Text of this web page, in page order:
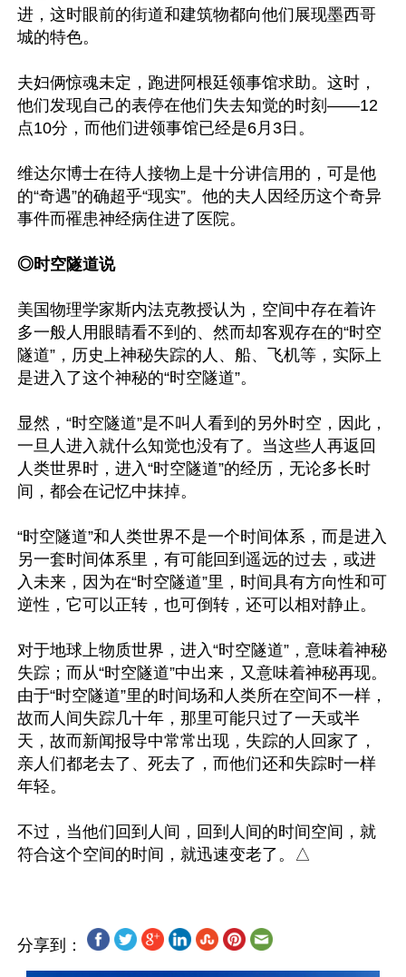
进，这时眼前的街道和建筑物都向他们展现墨西哥
城的特色。
夫妇俩惊魂未定，跑进阿根廷领事馆求助。这时，
他们发现自己的表停在他们失去知觉的时刻——12
点10分，而他们进领事馆已经是6月3日。
维达尔博士在待人接物上是十分讲信用的，可是他
的“奇遇”的确超乎“现实”。他的夫人因经历这个奇异
事件而罹患神经病住进了医院。
◎时空隧道说
美国物理学家斯内法克教授认为，空间中存在着许
多一般人用眼睛看不到的、然而却客观存在的“时空
隧道”，历史上神秘失踪的人、船、飞机等，实际上
是进入了这个神秘的“时空隧道”。
显然，“时空隧道”是不叫人看到的另外时空，因此，
一旦人进入就什么知觉也没有了。当这些人再返回
人类世界时，进入“时空隧道”的经历，无论多长时
间，都会在记忆中抹掉。
“时空隧道”和人类世界不是一个时间体系，而是进入
另一套时间体系里，有可能回到遥远的过去，或进
入未来，因为在“时空隧道”里，时间具有方向性和可
逆性，它可以正转，也可倒转，还可以相对静止。
对于地球上物质世界，进入“时空隧道”，意味着神秘
失踪；而从“时空隧道”中出来，又意味着神秘再现。
由于“时空隧道”里的时间场和人类所在空间不一样，
故而人间失踪几十年，那里可能只过了一天或半
天，故而新闻报导中常常出现，失踪的人回家了，
亲人们都老去了、死去了，而他们还和失踪时一样
年轻。
不过，当他们回到人间，回到人间的时间空间，就
分享到：